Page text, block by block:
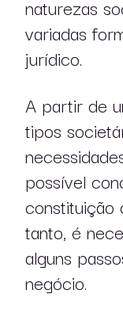
naturezas
variadas
jurídico.
A partir de
tipos
possível
constituição
tanto, é
alguns
negócio.